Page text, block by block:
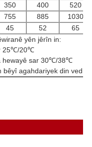
350 400
520
755 885
1030
45 52
65
yên jêrîn in:
25℃/20℃
hewayê sar 30℃/38℃
bêyî agahdariyek din